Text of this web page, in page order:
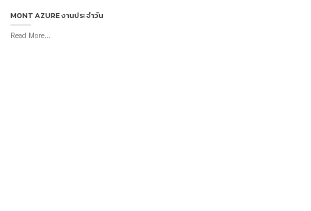
MONT AZURE งานประจำวัน
Read More...